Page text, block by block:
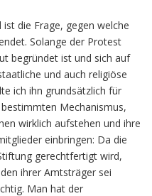
die Frage, gegen welche
Solange der Protest
begründet ist und sich auf
und auch religiöse
ich ihn grundsätzlich für
Mechanismus,
wirklich aufstehen und ihre
einbringen: Da die
gerechtfertigt wird,
ihrer Amtsträger sei
Man hat der